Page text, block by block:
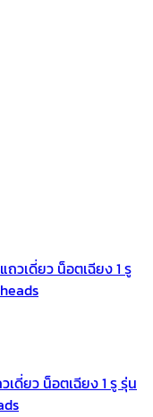
ดี่ยว น็อตเฉียง 1 รู รุ่น